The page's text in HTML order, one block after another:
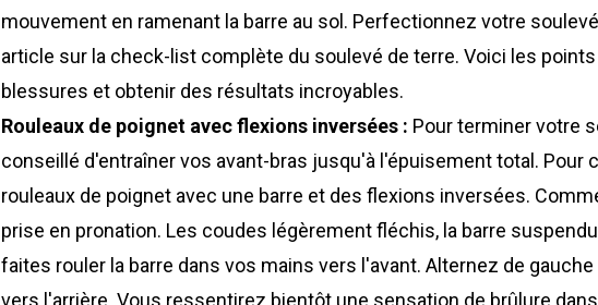
mouvement en ramenant la barre au sol. Perfectionnez votre
article sur la check-list complète du soulevé de terre. Voici les
blessures et obtenir des résultats incroyables.
Rouleaux de poignet avec flexions inversées : Pour terminer votre
conseillé d'entraîner vos avant-bras jusqu'à l'épuisement total. Pour
rouleaux de poignet avec une barre et des flexions inversées.
prise en pronation. Les coudes légèrement fléchis, la barre
faites rouler la barre dans vos mains vers l'avant. Alternez de
vers l'arrière. Vous ressentirez bientôt une sensation de brûlure